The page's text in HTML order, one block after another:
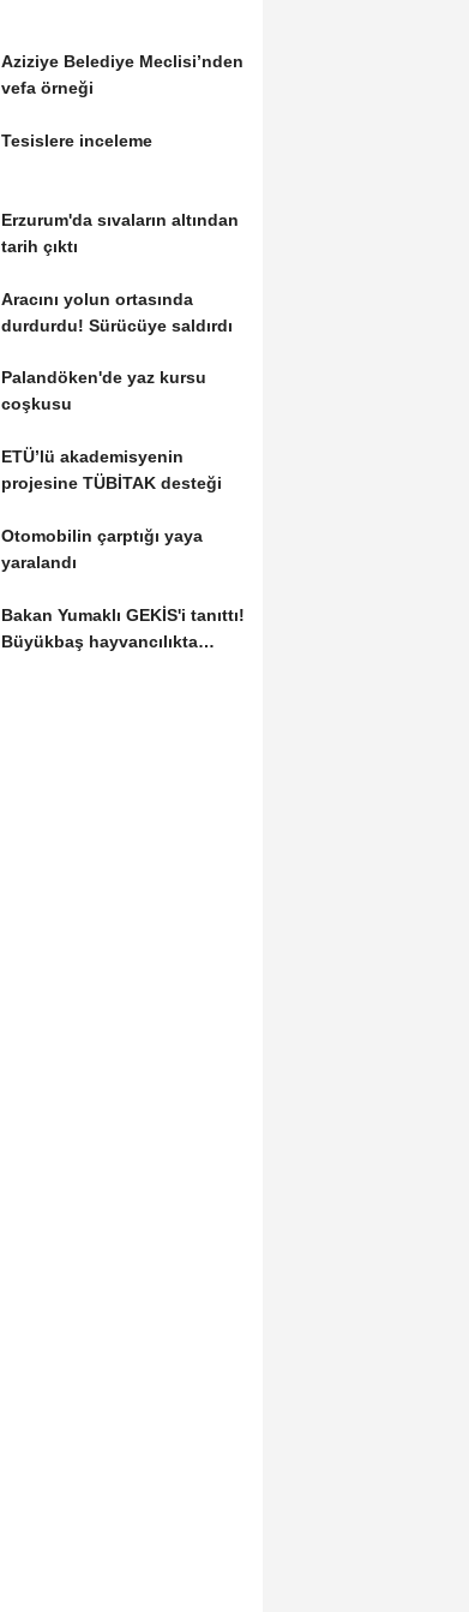
Aziziye Belediye Meclisi’nden
vefa örneği
Tesislere inceleme
Erzurum'da sıvaların altından
tarih çıktı
Aracını yolun ortasında
durdurdu! Sürücüye saldırdı
Palandöken'de yaz kursu
coşkusu
ETÜ’lü akademisyenin
projesine TÜBİTAK desteği
Otomobilin çarptığı yaya
yaralandı
Bakan Yumaklı GEKİS'i tanıttı!
Büyükbaş hayvancılıkta